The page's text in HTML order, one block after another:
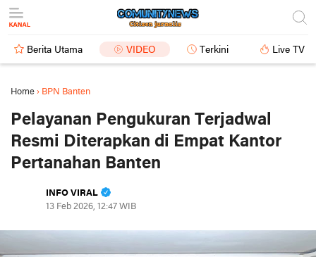
Berita Utama VIDEO Terkini Live TV
Home › BPN Banten
Pelayanan Pengukuran Terjadwal
Resmi Diterapkan di Empat Kantor
Pertanahan Banten
INFO VIRAL
13 Feb 2026, 12:47 WIB